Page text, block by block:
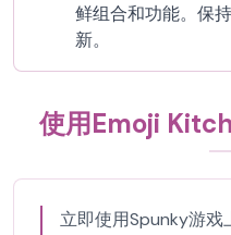
鲜组合和功能。保
新。
使用Emoji
立即使用Spunky游戏